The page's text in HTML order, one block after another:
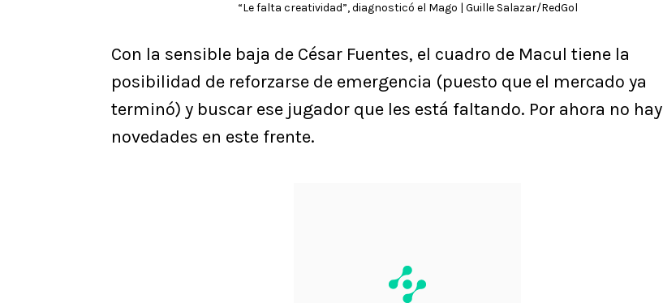
“Le falta creatividad”, diagnosticó el Mago | Guille Salazar/RedGol
Con la sensible baja de César Fuentes, el cuadro de Macul tiene la
posibilidad de reforzarse de emergencia (puesto que el mercado ya
terminó) y buscar ese jugador que les está faltando. Por ahora no hay
novedades en este frente.